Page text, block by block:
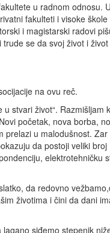
u radnom odnosu.
fakulteti i visoke škole
i magistarski radovi
se da svoj život i život
na ovu reč.
stvari život“. Razmišljam
početak, nova borba,
prelazi u malodušnost. Zar
da postoji veliki broj
elektrotehničku
da redovno
životima i čini da dani
siđemo stepenik